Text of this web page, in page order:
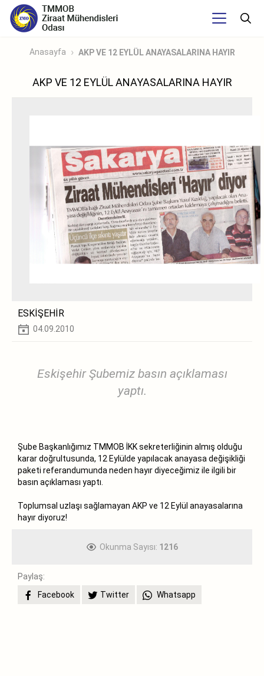
Anasayfa AKP VE 12 EYLÜL ANAYASALARINA HAYIR
AKP VE 12 EYLÜL ANAYASALARINA HAYIR
ESKİŞEHİR
04.09.2010
Eskişehir Şubemiz basın açıklaması
yaptı.
Şube Başkanlığımız TMMOB İKK sekreterliğinin almış olduğu
karar doğrultusunda, 12 Eylülde yapılacak anayasa değişikliği
paketi referandumunda neden hayır diyeceğimiz ile ilgili bir
basın açıklaması yaptı.
Toplumsal uzlaşı sağlamayan AKP ve 12 Eylül anayasalarına
hayır diyoruz!
Okunma Sayısı: 1216
Paylaş:
Facebook
Twitter Whatsapp